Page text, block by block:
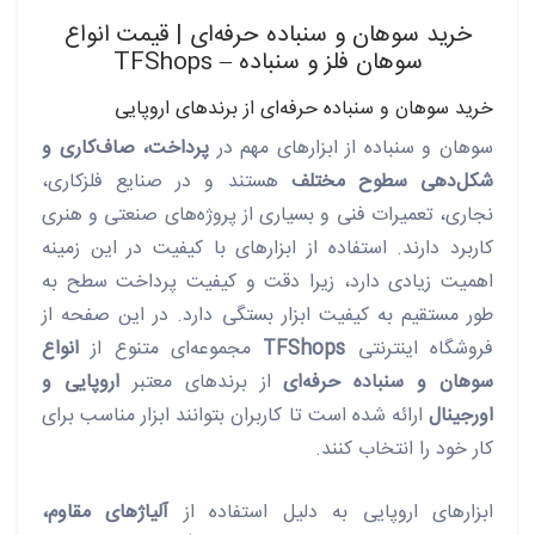
خرید سوهان و سنباده حرفه‌ای | قیمت انواع
سوهان فلز و سنباده – TFShops
خرید سوهان و سنباده حرفه‌ای از برندهای اروپایی
سوهان و سنباده از ابزارهای مهم در پرداخت، صاف‌کاری و
شکل‌دهی سطوح مختلف هستند و در صنایع فلزکاری،
نجاری، تعمیرات فنی و بسیاری از پروژه‌های صنعتی و هنری
کاربرد دارند. استفاده از ابزارهای با کیفیت در این زمینه
اهمیت زیادی دارد، زیرا دقت و کیفیت پرداخت سطح به
طور مستقیم به کیفیت ابزار بستگی دارد. در این صفحه از
فروشگاه اینترنتی TFShops مجموعه‌ای متنوع از انواع
سوهان و سنباده حرفه‌ایاز برندهای معتبراروپایی و
اورجینال ارائه شده است تا کاربران بتوانند ابزار مناسب برای
کار خود را انتخاب کنند.
ابزارهای اروپایی به دلیل استفاده ازآلیاژهای مقاوم،